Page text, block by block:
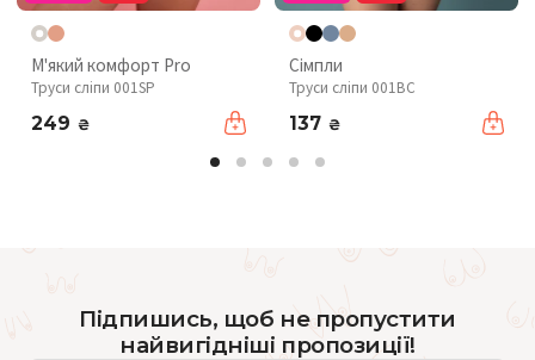
М'який комфорт Pro
Труси сліпи 001SP
249 ₴
Сімпли
Труси сліпи 001BC
137 ₴
Підпишись, щоб не пропустити
найвигідніші пропозиції!